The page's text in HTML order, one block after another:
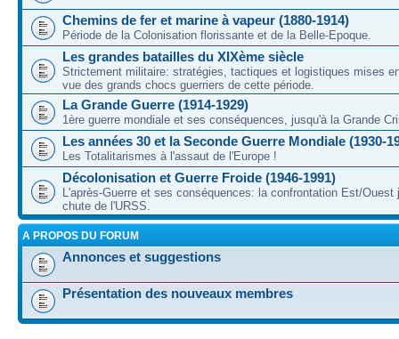
Chemins de fer et marine à vapeur (1880-1914)
Période de la Colonisation florissante et de la Belle-Epoque.
Les grandes batailles du XIXème siècle
Strictement militaire: stratégies, tactiques et logistiques mises
vue des grands chocs guerriers de cette période.
La Grande Guerre (1914-1929)
1ère guerre mondiale et ses conséquences, jusqu'à la Grande
Les années 30 et la Seconde Guerre Mondiale (1930-
Les Totalitarismes à l'assaut de l'Europe !
Décolonisation et Guerre Froide (1946-1991)
L'après-Guerre et ses conséquences: la confrontation Est/Ouest
chute de l'URSS.
A PROPOS DU FORUM
Annonces et suggestions
Présentation des nouveaux membres